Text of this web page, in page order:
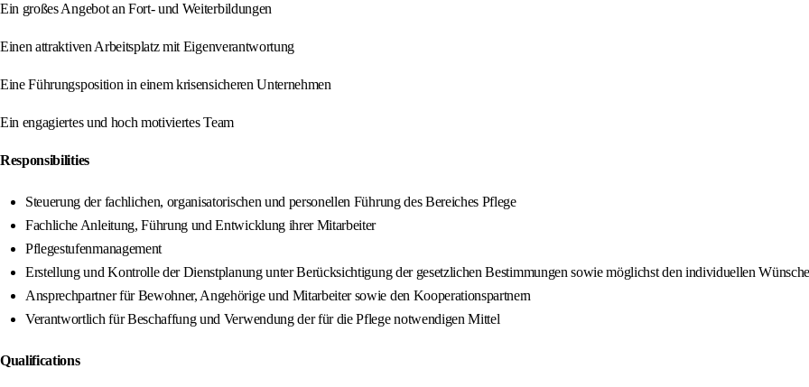
Ein großes Angebot an Fort- und Weiterbildungen
Einen attraktiven Arbeitsplatz mit Eigenverantwortung
Eine Führungsposition in einem krisensicheren Unternehmen
Ein engagiertes und hoch motiviertes Team
Responsibilities
Steuerung der fachlichen, organisatorischen und personellen Führung des Bereiches Pflege
Fachliche Anleitung, Führung und Entwicklung ihrer Mitarbeiter
Pflegestufenmanagement
Erstellung und Kontrolle der Dienstplanung unter Berücksichtigung der gesetzlichen Bestimmungen sowie möglichst den individuellen
Ansprechpartner für Bewohner, Angehörige und Mitarbeiter sowie den Kooperationspartnern
Verantwortlich für Beschaffung und Verwendung der für die Pflege notwendigen Mittel
Qualifications